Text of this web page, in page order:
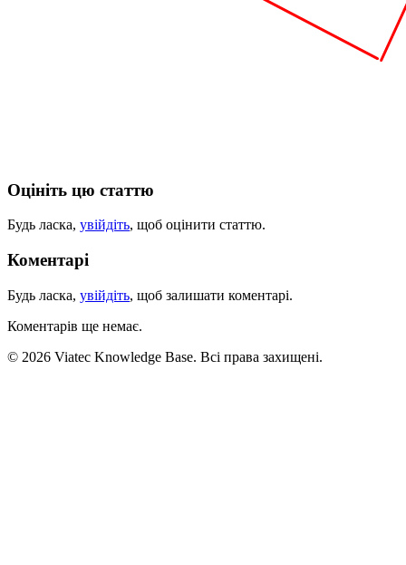
Оцініть цю статтю
Будь ласка, увійдіть, щоб оцінити статтю.
Коментарі
Будь ласка, увійдіть, щоб залишати коментарі.
Коментарів ще немає.
© 2026 Viatec Knowledge Base. Всі права захищені.